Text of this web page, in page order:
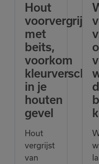
Hout
met
beits,
voorkom
in je
houten
gevel
Hout
vergrijst
van